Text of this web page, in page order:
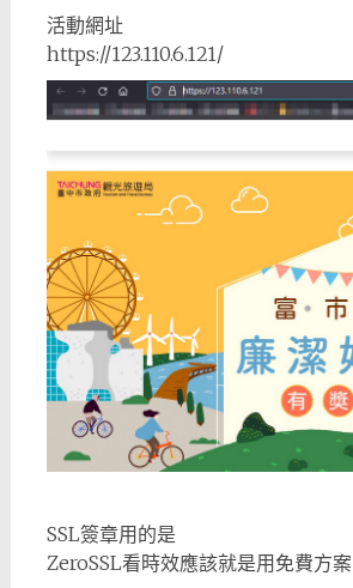
活動網址
https://123.110.6.121/
SSL簽章用的是
ZeroSSL看時效應該就是用免費方案